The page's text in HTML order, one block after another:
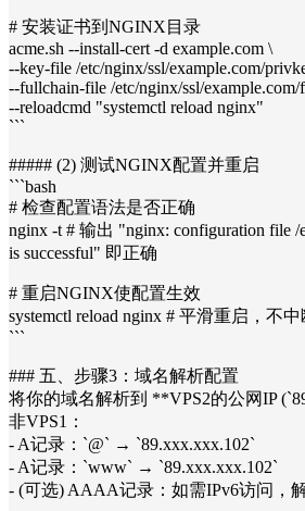
# 安装证书到NGINX目录
acme.sh --install-cert -d example.com \
--key-file /etc/nginx/ssl/example.com/
--fullchain-file /etc/nginx/ssl/
--reloadcmd "systemctl reload nginx"
```
##### (2) 测试NGINX配置并重启
```bash
# 检查配置语法是否正确
nginx -t # 输出 "nginx: configuration file /
is successful" 即正确
# 重启NGINX使配置生效
systemctl reload nginx # 平滑重启，不
```
### 五、步骤3：域名解析配置
将你的域名解析到 **VPS2的公网IP
非VPS1：
- A记录：`@` → `89.xxx.xxx.102`
- A记录：`www` → `89.xxx.xxx.102`
- (可选) AAAA记录：如需IPv6访问，